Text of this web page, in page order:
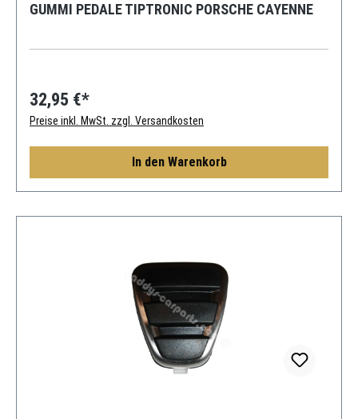
GUMMI PEDALE TIPTRONIC PORSCHE CAYENNE
32,95 €*
Preise inkl. MwSt. zzgl. Versandkosten
In den Warenkorb